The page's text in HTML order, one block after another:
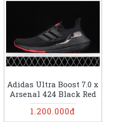
Adidas Ultra Boost 7.0 x
Arsenal 424 Black Red
1.200.000đ